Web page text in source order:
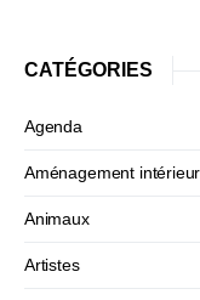
CATÉGORIES
Agenda
Aménagement
Animaux
Artistes